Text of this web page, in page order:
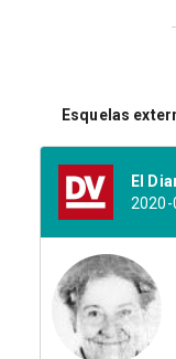
Esquelas
El
2020-